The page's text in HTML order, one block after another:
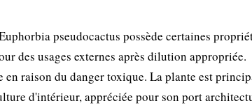
pseudocactus possède certaines
des usages externes après dilution appropriée.
en raison du danger toxique. La plante est
d'intérieur, appréciée pour son port